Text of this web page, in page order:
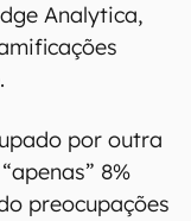
Analytica,
por outra
8%
preocupações